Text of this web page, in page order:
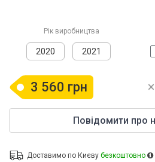
Рік виробництва
2020 2021
3 560 грн
Повідомити про
Доставимо по Києву безкоштовно